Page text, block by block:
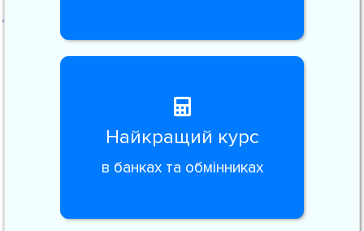
Найкращий курс
в банках та обмінниках